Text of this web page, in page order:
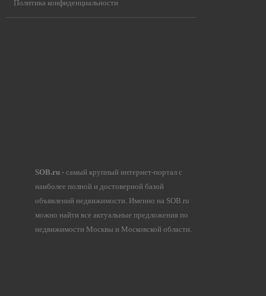
Политика конфиденциальности
SOB.ru- самый крупный интернет-портал с
наиболее полной и достоверной базой
объявлений недвижимости. Именно на SOB.ru
можно найти все актуальные предложения по
недвижимости Москвы и Московской области.